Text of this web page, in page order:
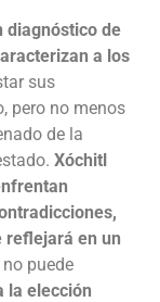
diagnóstico de
a los
sus
pero no menos
de la
Xóchitl
reflejará en un
puede
la elección